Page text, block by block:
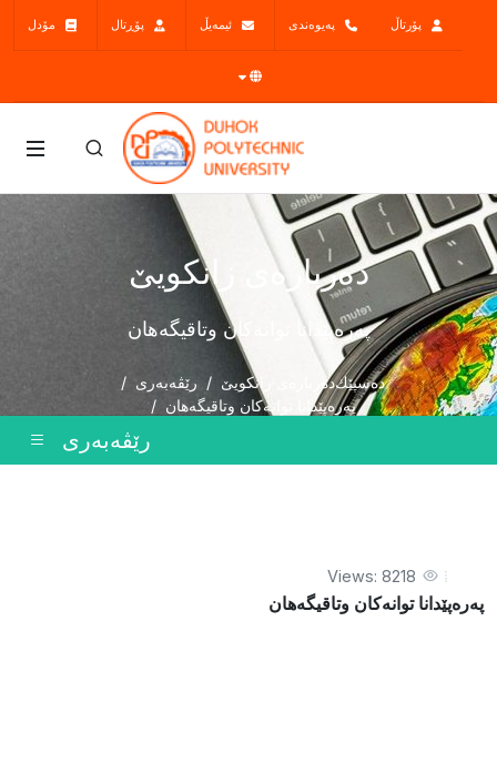
پۆرتاڵ پەیوەندی ئیمەیڵ پۆڕتال مۆدل
ده‌رباره‌ی زانكویێ
په‌ره‌پێدانا توانه‌كان وتاقيگه‌هان
دەسپێكده‌رباره‌ی زانكویێ
رێڤەبەری
په‌ره‌پێدانا توانه‌كان وتاقيگه‌هان
رێڤەبەری
Views: 8218
په‌ره‌پێدانا توانه‌كان وتاقيگه‌هان